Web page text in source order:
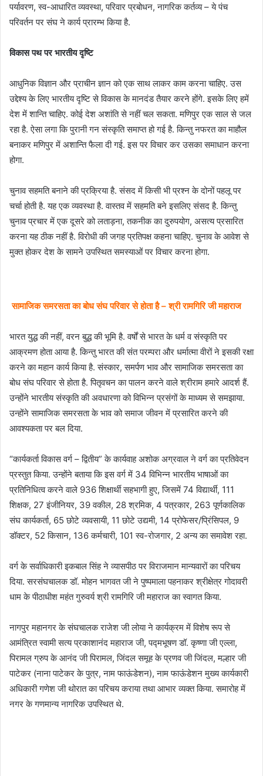
पर्यावरण, स्व-आधारित व्यवस्था, परिवार प्रबोधन, नागरिक कर्तव्य – ये पंच
परिवर्तन पर संघ ने कार्य प्रारम्भ किया है.
विकास पथ पर भारतीय दृष्टि
आधुनिक विज्ञान और प्राचीन ज्ञान को एक साथ लाकर काम करना चाहिए. उस
उद्देश्य के लिए भारतीय दृष्टि से विकास के मानदंड तैयार करने होंगे. इसके लिए हमें
देश में शान्ति चाहिए. कोई देश अशांति से नहीं चल सकता. मणिपुर एक साल से जल
रहा है. ऐसा लगा कि पुरानी गन संस्कृति समाप्त हो गई है. किन्तु नफरत का माहौल
बनाकर मणिपुर में अशान्ति फैला दी गई. इस पर विचार कर उसका समाधान करना
होगा.
चुनाव सहमति बनाने की प्रक्रिया है. संसद में किसी भी प्रश्न के दोनों पहलू पर
चर्चा होती है. यह एक व्यवस्था है. वास्तव में सहमति बने इसलिए संसद है. किन्तु
चुनाव प्रचार में एक दूसरे को लताड़ना, तकनीक का दुरुपयोग, असत्य प्रसारित
करना यह ठीक नहीं है. विरोधी की जगह प्रतिपक्ष कहना चाहिए. चुनाव के आवेश से
मुक्त होकर देश के सामने उपस्थित समस्याओं पर विचार करना होगा.
सामाजिक समरसता का बोध संघ परिवार से होता है – श्री रामगिरि जी महाराज
भारत युद्ध की नहीं, वरन बुद्ध की भूमि है. वर्षों से भारत के धर्म व संस्कृति पर
आक्रमण होता आया है. किन्तु भारत की संत परम्परा और धर्मात्मा वीरों ने इसकी रक्षा
करने का महान कार्य किया है. संस्कार, समर्पण भाव और सामाजिक समरसता का
बोध संघ परिवार से होता है. पितृवचन का पालन करने वाले श्रीराम हमारे आदर्श हैं.
उन्होंने भारतीय संस्कृति की अवधारणा को विभिन्न प्रसंगों के माध्यम से समझाया.
उन्होंने सामाजिक समरसता के भाव को समाज जीवन में प्रसारित करने की
आवश्यकता पर बल दिया.
“कार्यकर्ता विकास वर्ग – द्वितीय” के कार्यवाह अशोक अग्रवाल ने वर्ग का प्रतिवेदन
प्रस्तुत किया. उन्होंने बताया कि इस वर्ग में 34 विभिन्न भारतीय भाषाओं का
प्रतिनिधित्व करने वाले 936 शिक्षार्थी सहभागी हुए, जिसमें 74 विद्यार्थी, 111
शिक्षक, 27 इंजीनियर, 39 वकील, 28 श्रमिक, 4 पत्रकार, 263 पूर्णकालिक
संघ कार्यकर्ता, 65 छोटे व्यवसायी, 11 छोटे उद्यमी, 14 प्रोफेसर/प्रिंसिपल, 9
डॉक्टर, 52 किसान, 136 कर्मचारी, 101 स्व-रोजगार, 2 अन्य का समावेश रहा.
वर्ग के सर्वाधिकारी इकबाल सिंह ने व्यासपीठ पर विराजमान मान्यवारों का परिचय
दिया. सरसंघचालक डॉ. मोहन भागवत जी ने पुष्पमाला पहनाकर श्रीक्षेत्र गोदावरी
धाम के पीठाधीश महंत गुरुवर्य श्री रामगिरि जी महाराज का स्वागत किया.
नागपुर महानगर के संघचालक राजेश जी लोया ने कार्यक्रम में विशेष रूप से
आमंत्रित स्वामी सत्य प्रकाशानंद महाराज जी, पद्मभूषण डॉ. कृष्णा जी एल्ला,
पिरामल ग्रुप के आनंद जी पिरामल, जिंदल समूह के प्रणव जी जिंदल, मल्हार जी
पाटेकर (नाना पाटेकर के पुत्र, नाम फाऊंडेशन), नाम फाऊंडेशन मुख्य कार्यकारी
अधिकारी गणेश जी थोरात का परिचय कराया तथा आभार व्यक्त किया. समारोह में
नगर के गणमान्य नागरिक उपस्थित थे.